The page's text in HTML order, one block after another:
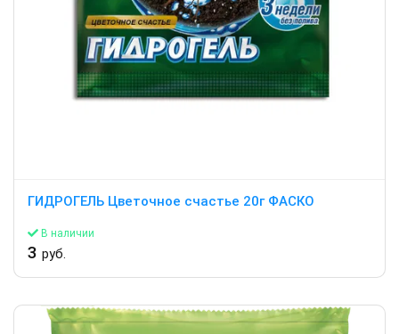
ГИДРОГЕЛЬ Цветочное счастье 20г ФАСКО
В наличии
3 руб.